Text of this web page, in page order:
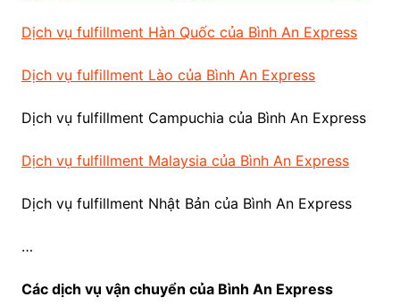
Dịch vụ fulfillment Hàn Quốc của Bình An Express
Dịch vụ fulfillment Lào của Bình An Express
Dịch vụ fulfillment Campuchia của Bình An Express
Dịch vụ fulfillment Malaysia của Bình An Express
Dịch vụ fulfillment Nhật Bản của Bình An Express
…
Các dịch vụ vận chuyển của Bình An Express